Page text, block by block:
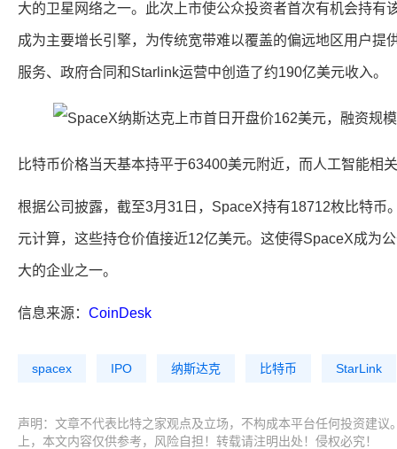
大的卫星网络之一。此次上市使公众投资者首次有机会持有
成为主要增长引擎，为传统宽带难以覆盖的偏远地区用户提
服务、政府合同和Starlink运营中创造了约190亿美元收入。
比特币价格当天基本持平于63400美元附近，而人工智能相
根据公司披露，截至3月31日，SpaceX持有18712枚比特币
元计算，这些持仓价值接近12亿美元。这使得SpaceX成为
大的企业之一。
信息来源： CoinDesk
spacex IPO 纳斯达克 比特币 StarLink
声明：文章不代表比特之家观点及立场，不构成本平台任何投资建议
上，本文内容仅供参考，风险自担！转载请注明出处！侵权必究！